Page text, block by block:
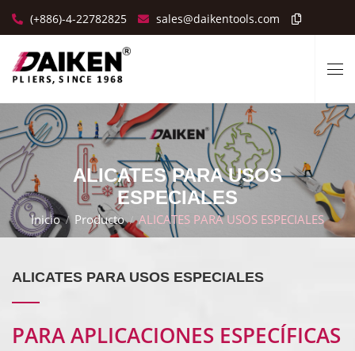
(+886)-4-22782825 sales@daikentools.com
ALICATES PARA USOS
ESPECIALES
Inicio Producto ALICATES PARA USOS ESPECIALES
ALICATES PARA USOS ESPECIALES
PARA APLICACIONES ESPECÍFICAS